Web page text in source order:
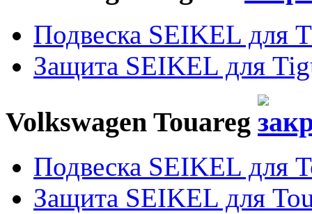
Подвеска SEIKEL для
Защита SEIKEL для
Volkswagen Touareg
Подвеска SEIKEL для
Защита SEIKEL для